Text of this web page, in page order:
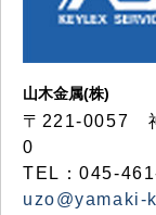
山木金属(株)
〒221-0057
0
TEL：045-
uzo@yamaki-